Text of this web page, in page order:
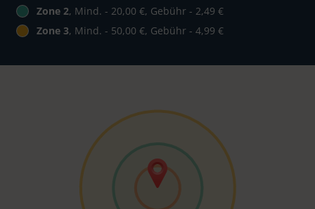
Zone 2, Mind. - 20,00 €, Gebühr - 2,49 €
Zone 3, Mind. - 50,00 €, Gebühr - 4,99 €